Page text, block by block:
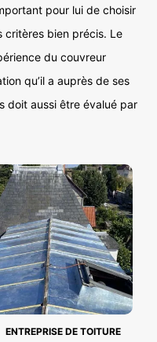
pour lui de choisir
critères bien précis. Le
du couvreur
qu’il a auprès de ses
doit aussi être évalué par
ENTREPRISE DE TOITURE